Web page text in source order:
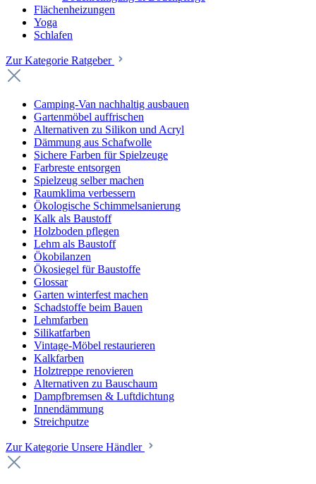
Flächenheizungen
Yoga
Schlafen
Zur Kategorie Ratgeber
Camping-Van nachhaltig ausbauen
Gartenmöbel auffrischen
Alternativen zu Silikon und Acryl
Dämmung aus Schafwolle
Sichere Farben für Spielzeuge
Farbreste entsorgen
Spielzeug selber machen
Raumklima verbessern
Ökologische Schimmelsanierung
Kalk als Baustoff
Holzboden pflegen
Lehm als Baustoff
Ökobilanzen
Ökosiegel für Baustoffe
Glossar
Garten winterfest machen
Schadstoffe beim Bauen
Lehmfarben
Silikatfarben
Vintage-Möbel restaurieren
Kalkfarben
Holztreppe renovieren
Alternativen zu Bauschaum
Dampfbremsen & Luftdichtung
Innendämmung
Streichputze
Zur Kategorie Unsere Händler